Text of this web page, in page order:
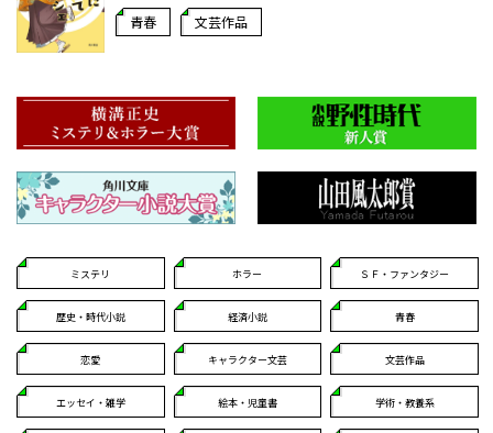
青春 文芸作品
ミステリ ホラー ＳＦ・ファンタジー
歴史・時代小説 経済小説 青春
恋愛 キャラクター文芸 文芸作品
エッセイ・雑学 絵本・児童書 学術・教養系